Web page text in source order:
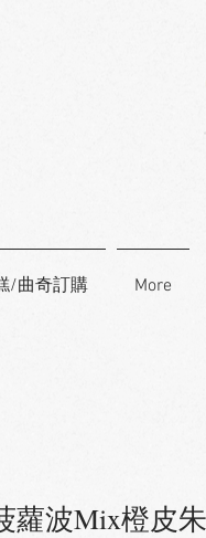
/曲奇訂購 More
蘿波Mix橙皮